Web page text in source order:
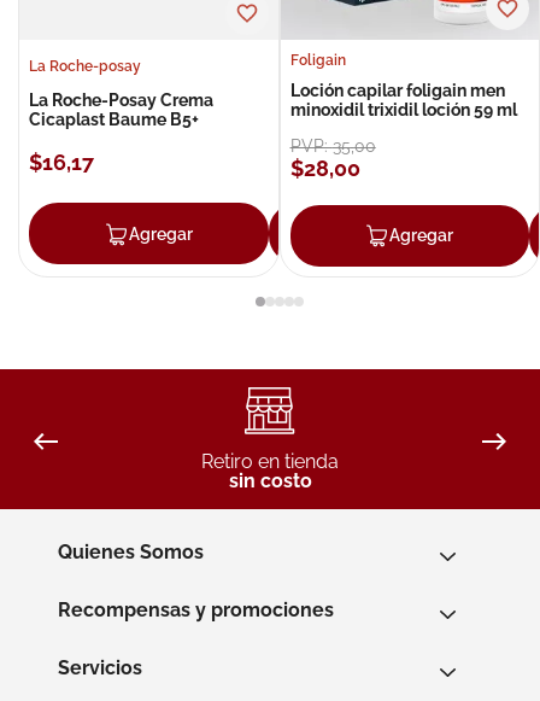
La Roche-posay
La Roche-Posay Crema
Cicaplast Baume B5+
$16,17
Agregar Agregar
Foligain
Loción capilar foligain men
minoxidil trixidil loción 59 ml
PVP:35,00
$28,00
Agregar
Retiro en tienda
sin costo
Quienes Somos
Recompensas y promociones
Servicios